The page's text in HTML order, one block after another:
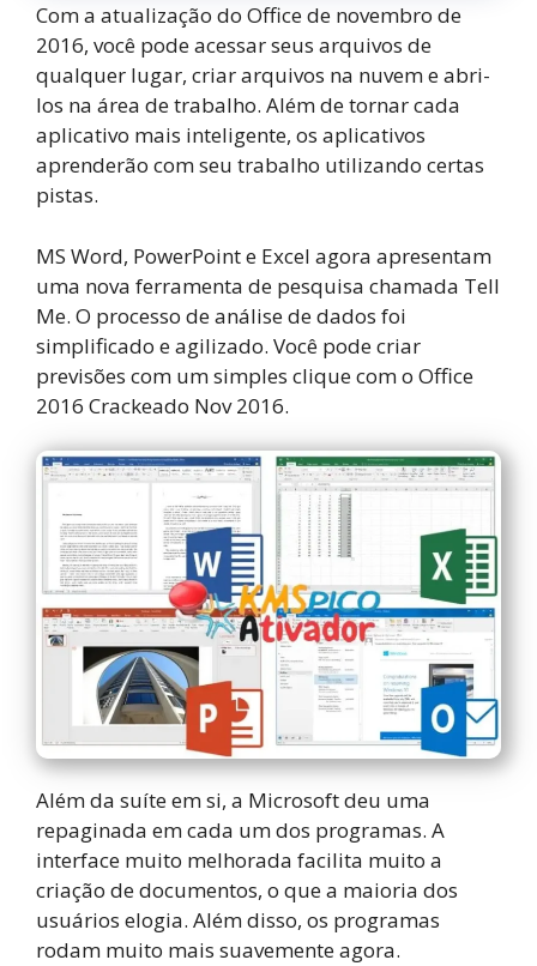
Com a atualização do Office de novembro de
2016, você pode acessar seus arquivos de
qualquer lugar, criar arquivos na nuvem e abri-
los na área de trabalho. Além de tornar cada
aplicativo mais inteligente, os aplicativos
aprenderão com seu trabalho utilizando certas
pistas.
MS Word, PowerPoint e Excel agora apresentam
uma nova ferramenta de pesquisa chamada Tell
Me. O processo de análise de dados foi
simplificado e agilizado. Você pode criar
previsões com um simples clique com o Office
2016 Crackeado Nov 2016.
Além da suíte em si, a Microsoft deu uma
repaginada em cada um dos programas. A
interface muito melhorada facilita muito a
criação de documentos, o que a maioria dos
usuários elogia. Além disso, os programas
rodam muito mais suavemente agora.